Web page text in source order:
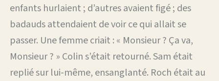
enfants hurlaient ; d’autres avaient figé ; des
badauds attendaient de voir ce qui allait se
passer. Une femme criait : « Monsieur ? Ça va,
Monsieur ? » Colin s’était retourné. Sam était
replié sur lui-même, ensanglanté. Roch était au